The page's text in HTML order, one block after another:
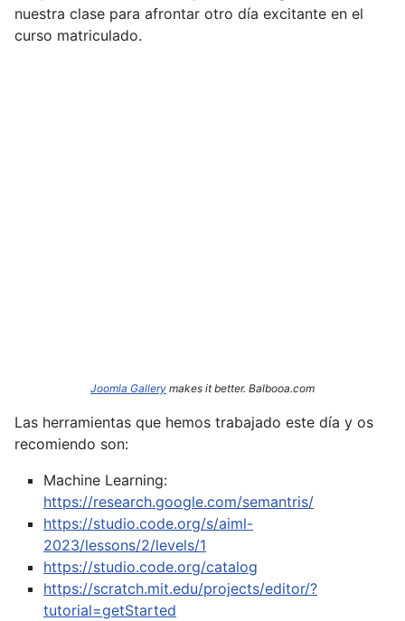
nuestra clase para afrontar otro día excitante en el
curso matriculado.
Joomla Gallery makes it better. Balbooa.com
Las herramientas que hemos trabajado este día y os
recomiendo son:
Machine Learning:
https://research.google.com/semantris/
https://studio.code.org/s/aiml-
2023/lessons/2/levels/1
https://studio.code.org/catalog
https://scratch.mit.edu/projects/editor/?
tutorial=getStarted